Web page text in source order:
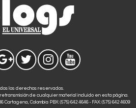
los derechos reservados.
de cualquier material incluido en esta página.
Cartagena, Colombia PBX: (575) 642 4646 - FAX: (575) 642 4609